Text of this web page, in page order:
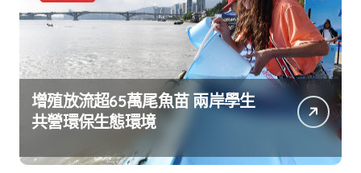
增殖放流超65萬尾魚苗 兩岸學生
共營環保生態環境